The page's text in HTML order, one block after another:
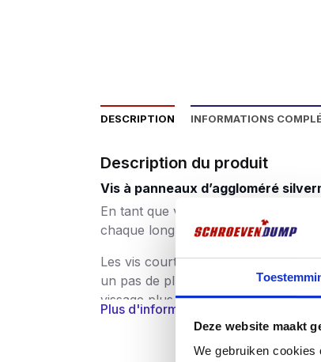
Deze website maakt
We gebruiken
DESCRIPTION INFORMATIONS
Description du produit
Vis à panneaux d’aggloméré
En tant que vis unique sur le
chaque longueur et diamètre, qui
Les vis courtes, au contraire, ont
un pas de plus en plus grand, ce
vissage plus rapide permet de
La génération SilverMate Next se
Plus d'informations